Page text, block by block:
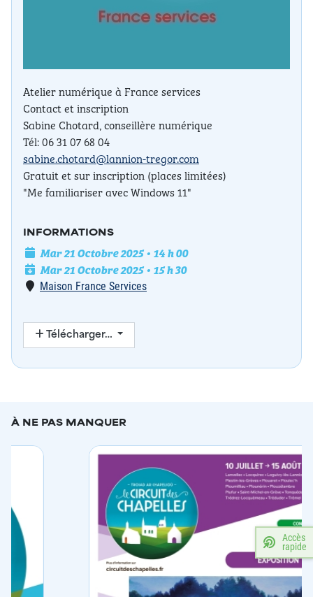
Atelier numérique à France services
Contact et inscription
Sabine Chotard, conseillère numérique
Tél: 06 31 07 68 04
sabine.chotard@lannion-tregor.com
Gratuit et sur inscription (places limitées)
"Me familiariser avec Windows 11"
INFORMATIONS
Date de l'événement
Mar 21 Octobre 2025 • 14 h 00
Date de fin
Mar 21 Octobre 2025 • 15 h 30
Lieu
Maison France Services
Télécharger…
À NE PAS MANQUER
Accès
rapide